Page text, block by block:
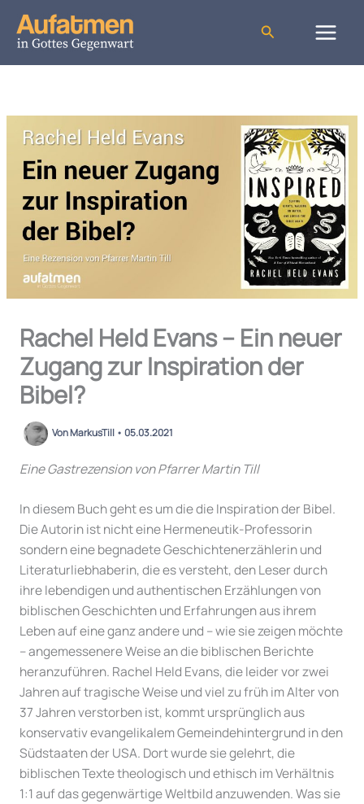
Inhalt
springen
Suchen
Rachel Held Evans – Ein neuer
Zugang zur Inspiration der
Bibel?
VonMarkusTill • 05.03.2021
Eine Gastrezension von Pfarrer Martin Till
In diesem Buch geht es um die die Inspiration der Bibel.
Die Autorin ist nicht eine Hermeneutik-Professorin
sondern eine begnadete Geschichtenerzählerin und
Literaturliebhaberin, die es versteht, den Leser durch
ihre lebendigen und authentischen Erzählungen von
biblischen Geschichten und Erfahrungen aus ihrem
Leben auf eine ganz andere und – wie sie zeigen möchte
– angemessenere Weise an die biblischen Berichte
heranzuführen. Rachel Held Evans, die leider vor zwei
Jahren auf tragische Weise und viel zu früh im Alter von
37 Jahren verstorben ist, kommt ursprünglich aus
konservativ evangelikalem Gemeindehintergrund in den
Südstaaten der USA. Dort wurde sie gelehrt, die
biblischen Texte theologisch und ethisch im Verhältnis
1:1 auf das gegenwärtige Weltbild anzuwenden. Was sie